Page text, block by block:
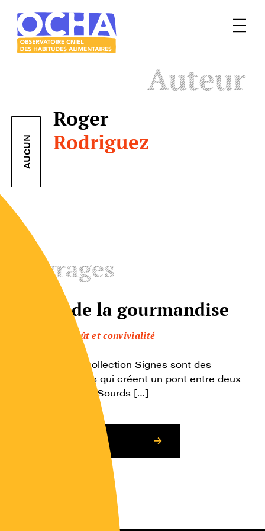
Menu
Auteur
AUCUN
Roger
Rodriguez
Ouvrages
Signes de la gourmandise
Plaisir, goût et convivialité
Les livres de la collection Signes sont des
imagiers bilingues qui créent un pont entre deux
univers, celui des Sourds […]